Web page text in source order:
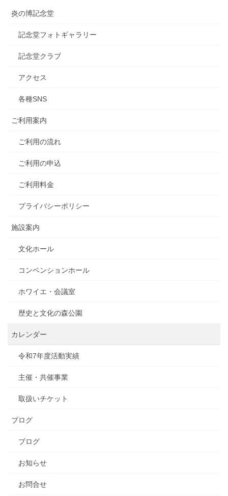
炎の博記念堂
記念堂フォトギャラリー
記念堂クラブ
アクセス
各種SNS
ご利用案内
ご利用の流れ
ご利用の申込
ご利用料金
プライバシーポリシー
施設案内
文化ホール
コンベンションホール
ホワイエ・会議室
歴史と文化の森公園
カレンダー
令和7年度活動実績
主催・共催事業
取扱いチケット
ブログ
ブログ
お知らせ
お問合せ